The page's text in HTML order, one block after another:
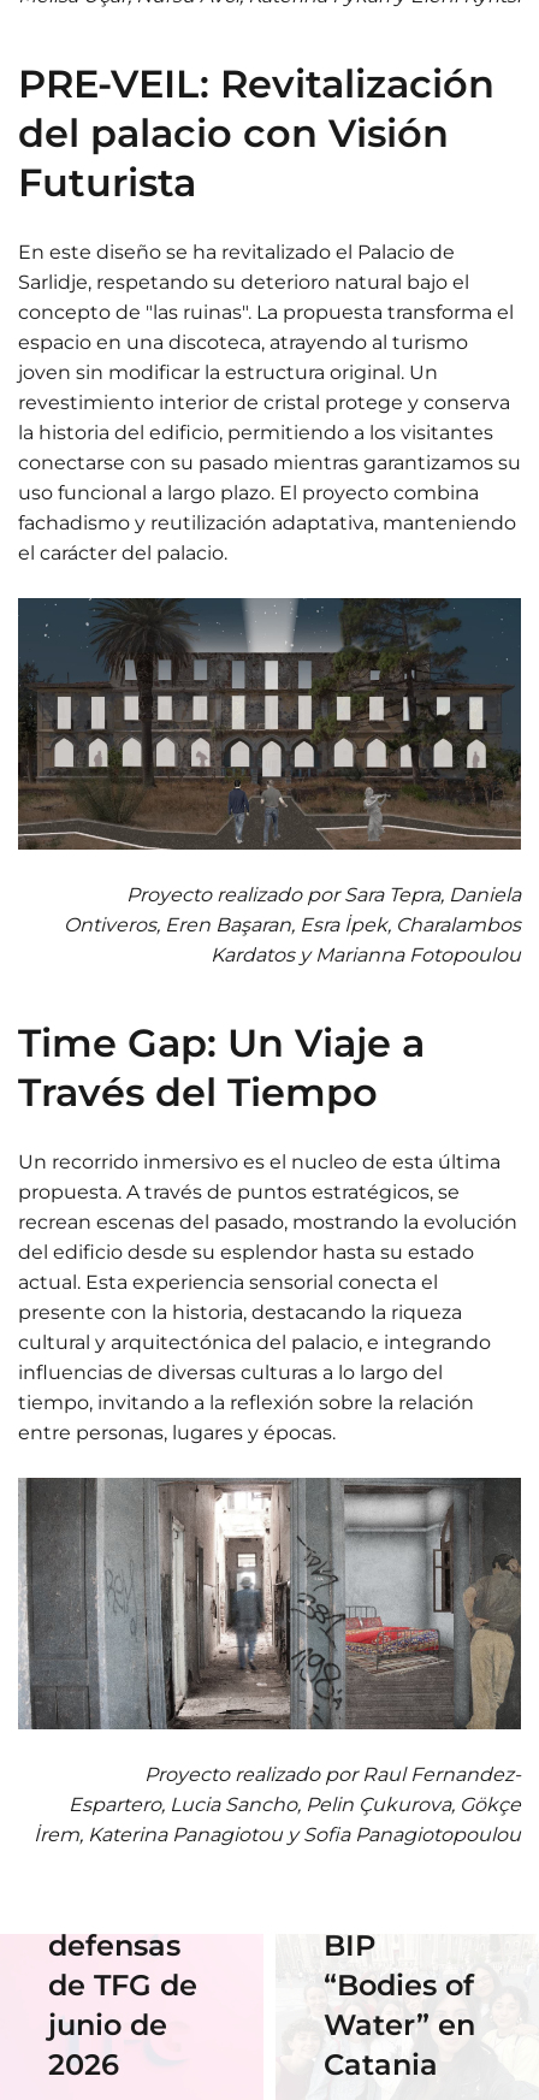
PRE-VEIL: Revitalización
del palacio con Visión
Futurista
En este diseño se ha revitalizado el Palacio de
Sarlidje, respetando su deterioro natural bajo el
concepto de "las ruinas". La propuesta transforma el
espacio en una discoteca, atrayendo al turismo
joven sin modificar la estructura original. Un
revestimiento interior de cristal protege y conserva
la historia del edificio, permitiendo a los visitantes
conectarse con su pasado mientras garantizamos su
uso funcional a largo plazo. El proyecto combina
fachadismo y reutilización adaptativa, manteniendo
el carácter del palacio.
Proyecto realizado por Sara Tepra, Daniela
Ontiveros, Eren Başaran, Esra İpek, Charalambos
Kardatos y Marianna Fotopoulou
Time Gap: Un Viaje a
Través del Tiempo
Un recorrido inmersivo es el nucleo de esta última
propuesta. A través de puntos estratégicos, se
recrean escenas del pasado, mostrando la evolución
del edificio desde su esplendor hasta su estado
actual. Esta experiencia sensorial conecta el
presente con la historia, destacando la riqueza
cultural y arquitectónica del palacio, e integrando
influencias de diversas culturas a lo largo del
tiempo, invitando a la reflexión sobre la relación
entre personas, lugares y épocas.
Proyecto realizado por Raul Fernandez-
Espartero, Lucia Sancho, Pelin Çukurova, Gökçe
İrem, Katerina Panagiotou y Sofia Panagiotopoulou
Horario y
acceso al
defensas
de TFG de
junio de
2026
01 Junio 2026
Estudiantes
Gráfico
participan
BIP
“Bodies of
Water” en
Catania
14 Abril 2026
06 Abril 2026
Cauce: El
diseño que
18 Noviembre
2025
Nuestra
alumna
gana el